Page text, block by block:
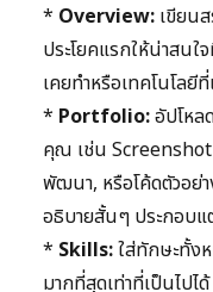
* Overview: เขียน
ประโยคแรกให้น่าสนใ
เคยทำหรือเทคโนโล
* Portfolio:อัปโหล
คุณ เช่น Screenshot
พัฒนา, หรือโค้ดตัวอย่
อธิบายสั้นๆ ประกอบแ
* Skills:ใส่ทักษะทั้ง
มากที่สุดเท่าที่เป็นไป